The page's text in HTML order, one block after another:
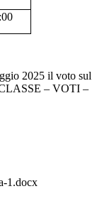
2025 il voto sul
– VOTI –
1.docx